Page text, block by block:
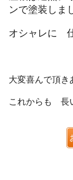
ンで塗装しま
オシャレに
大変喜んで頂き
これからも 長